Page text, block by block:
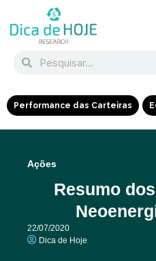
Performance das Carteiras
Ações
Resumo
22/07/2020
Dica de Hoje